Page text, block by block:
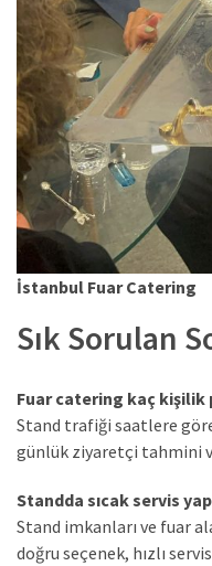
İstanbul Fuar Catering
Sık Sorulan
Fuar catering kaç kişilik
Stand trafiği saatlere
günlük ziyaretçi tahmini
Standda sıcak servis
Stand imkanları ve fuar
doğru seçenek, hızlı